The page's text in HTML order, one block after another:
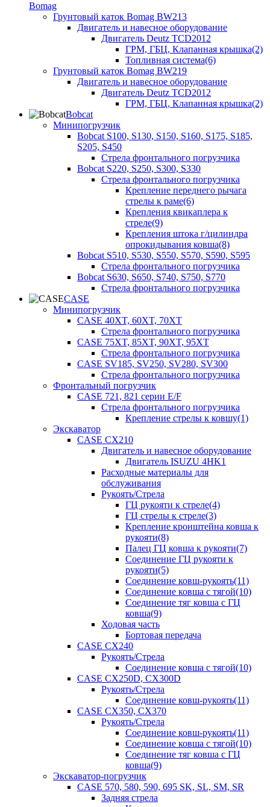
Bomag
Грунтовый каток Bomag BW213
Двигатель и навесное оборудование
Двигатель Deutz TCD2012
ГРМ, ГБЦ, Клапанная крышка(2)
Топливная система(6)
Грунтовый каток Bomag BW219
Двигатель и навесное оборудование
Двигатель Deutz TCD2012
ГРМ, ГБЦ, Клапанная крышка(2)
Bobcat
Минипогрузчик
Bobcat S100, S130, S150, S160, S175, S185,
S205, S450
Стрела фронтального погрузчика
Bobcat S220, S250, S300, S330
Стрела фронтального погрузчика
Крепление переднего рычага
стрелы к раме(6)
Крепления квикаплера к
стреле(9)
Крепления штока г/цилиндра
опрокидывания ковша(8)
Bobcat S510, S530, S550, S570, S590, S595
Стрела фронтального погрузчика
Bobcat S630, S650, S740, S750, S770
Стрела фронтального погрузчика
CASE
Минипогрузчик
CASE 40XT, 60XT, 70XT
Стрела фронтального погрузчика
CASE 75XT, 85XT, 90XT, 95XT
Стрела фронтального погрузчика
CASE SV185, SV250, SV280, SV300
Стрела фронтального погрузчика
Фронтальный погрузчик
CASE 721, 821 серии E/F
Стрела фронтального погрузчика
Крепление стрелы к ковшу(1)
Экскаватор
CASE CX210
Двигатель и навесное оборудование
Двигатель ISUZU 4HK1
Расходные материалы для
обслуживания
Рукоять/Стрела
ГЦ рукояти к стреле(4)
ГЦ стрелы к стреле(3)
Крепление кронштейна ковша к
рукояти(8)
Палец ГЦ ковша к рукояти(7)
Соединение ГЦ рукояти к
рукояти(5)
Соединение ковш-рукоять(11)
Соединение ковша с тягой(10)
Соединение тяг ковша с ГЦ
ковша(9)
Ходовая часть
Бортовая передача
CASE CX240
Рукоять/Стрела
Соединение ковша с тягой(10)
CASE CX250D, CX300D
Рукоять/Стрела
Соединение ковш-рукоять(11)
CASE CX350, CX370
Рукоять/Стрела
Соединение ковш-рукоять(11)
Соединение ковша с тягой(10)
Соединение тяг ковша с ГЦ
ковша(9)
Экскаватор-погрузчик
CASE 570, 580, 590, 695 SK, SL, SM, SR
Задняя стрела